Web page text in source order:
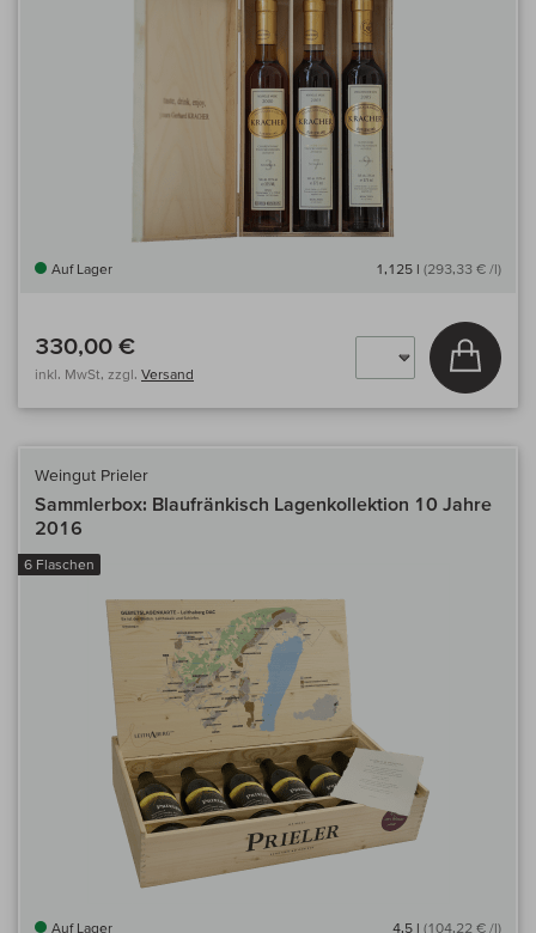
Auf Lager 1,125 l (293,33 € /l)
330,00 €
inkl. MwSt, zzgl. Versand
In
Weingut Prieler
Sammlerbox: Blaufränkisch Lagenkollektion 10 Jahre
2016
6 Flaschen
Auf Lager 4,5 l (104,22 € /l)